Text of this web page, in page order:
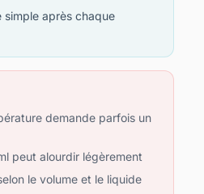
après chaque
demande parfois un
peut alourdir légèrement
le volume et le liquide